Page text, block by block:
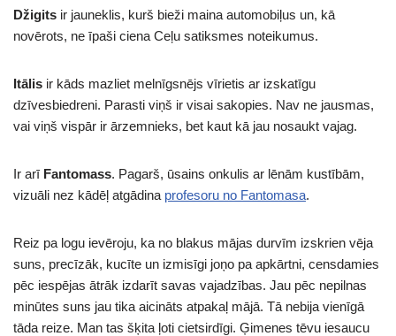
Džigits ir jauneklis, kurš bieži maina automobiļus un, kā
novērots, ne īpaši ciena Ceļu satiksmes noteikumus.
Itālis ir kāds mazliet melnīgsnējs vīrietis ar izskatīgu
dzīvesbiedreni. Parasti viņš ir visai sakopies. Nav ne jausmas,
vai viņš vispār ir ārzemnieks, bet kaut kā jau nosaukt vajag.
Ir arī Fantomass. Pagarš, ūsains onkulis ar lēnām kustībām,
vizuāli nez kādēļ atgādina profesoru no Fantomasa.
Reiz pa logu ievēroju, ka no blakus mājas durvīm izskrien vēja
suns, precīzāk, kucīte un izmisīgi joņo pa apkārtni, censdamies
pēc iespējas ātrāk izdarīt savas vajadzības. Jau pēc nepilnas
minūtes suns jau tika aicināts atpakaļ mājā. Tā nebija vienīgā
tāda reize. Man tas šķita ļoti cietsirdīgi. Ģimenes tēvu iesaucu